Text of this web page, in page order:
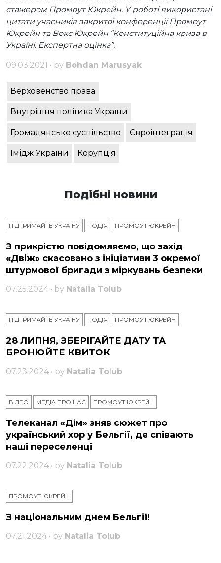
стажером Промоут Юкрейн. У роботі використані
цитати учасників закритої конференції Промоут
Юкрейн та Вокс Юкрейн “Конституційна криза в
Україні. Експертна оцінка”.
09.03.2021 • by Bohdan Marusyak
Верховенство права
Внутрішня політика України
Громадянське суспільство Євроінтеграція
Імідж України Корупція
Подібні новини
ПІДТРИМАЙТЕ УКРАЇНУ ПОДІЯ ПРОМОУТ ЮКРЕЙН
З прикрістю повідомляємо, що захід
«Двіж» скасовано з ініціативи 3 окремої
штурмової бригади з міркувань безпеки
07.25.2024 • by Natalia Tolub
ПІДТРИМАЙТЕ УКРАЇНУ ПОДІЯ ПРОМОУТ ЮКРЕЙН
28 ЛИПНЯ, ЗБЕРІГАЙТЕ ДАТУ ТА
БРОНЮЙТЕ КВИТОК
07.23.2024 • by Natalia Tolub
ВІДЕО МЕДІА ПРО НАС ПРОМОУТ ЮКРЕЙН
Телеканал «Дім» зняв сюжет про
український хор у Бельгії, де співають
наші переселенці
07.22.2024 • by Natalia Tolub
ПРОМОУТ ЮКРЕЙН
З національним днем ​​Бельгії!
07.21.2024 • by Natalia Tolub